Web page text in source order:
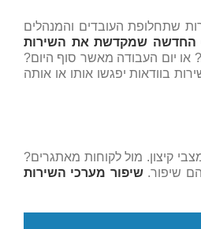
שתחלופת העובדים והמנהלים
החדשה שמקדשת את השירות
או יום העבודה מאשר סוף היום?
בוודאות יפגשו אותו או אותה
קיצון. מול לקוחות מאתגרים?
שיפור.שיפור מערכי השירות